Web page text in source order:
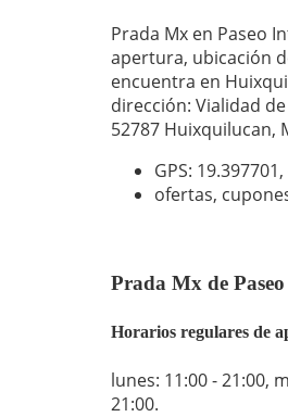
Prada Mx en Paseo
apertura, ubicación
encuentra en
dirección: Vialidad
52787 Huixquilucan,
GPS: 19.397701,
ofertas,
Prada Mx de
Horarios regulares de
lunes: 11:00 - 21:00,
21:00.